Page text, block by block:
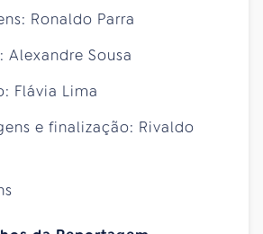
Ronaldo Parra
Sousa
Flávia Lima
e finalização: Rivaldo